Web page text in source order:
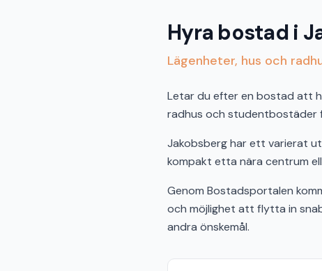
Hyra bostad i
Lägenheter, hus och
Letar du efter en bostad att
radhus och studentbostäder
Jakobsberg har ett varierat
kompakt etta nära centrum
Genom Bostadsportalen
och möjlighet att flytta in
andra önskemål.